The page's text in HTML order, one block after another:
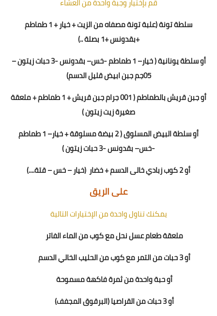
قم بإختيار وجبة واحدة من العشاء
سلطة تونة (علبة تونة مصفاه من الزيت + خيار + 1 طماطم
+بقدونس +1 بصلة ..)
أو سلطة يونانية(خيار–1 طماطم -خس– بقدونس -3حبات زيتون –
50جم جبن ابيض قليل الدسم)
أو جبن قريش بالطماطم ( 1 00
جرام جبن قريش + 1 طماطم + ملعقة
صغيرة زيت زيتون )
أو سلطة البيض المسلوق ( 2 بيضة مسلوقة + خيار
–1 طماطم
-خس– بقدونس -3حبات زيتون)
أو 2 كوب زبادي خالى الدسم
+خضار (خيار – خس – قتة....
)
على الريق
يمكنك تناول واحدة من الإختيارات التالية
ملعقة طعام عسل نحل مع كوب من الماء الفاتر
أو 3 حبات من التمر مع كوب من الحليب الخالي الدسم
أو حبة واحدة من ثمرة فاكهة مسموحة
أو 3 حبات من القراصيا (البرقوق المجفف)